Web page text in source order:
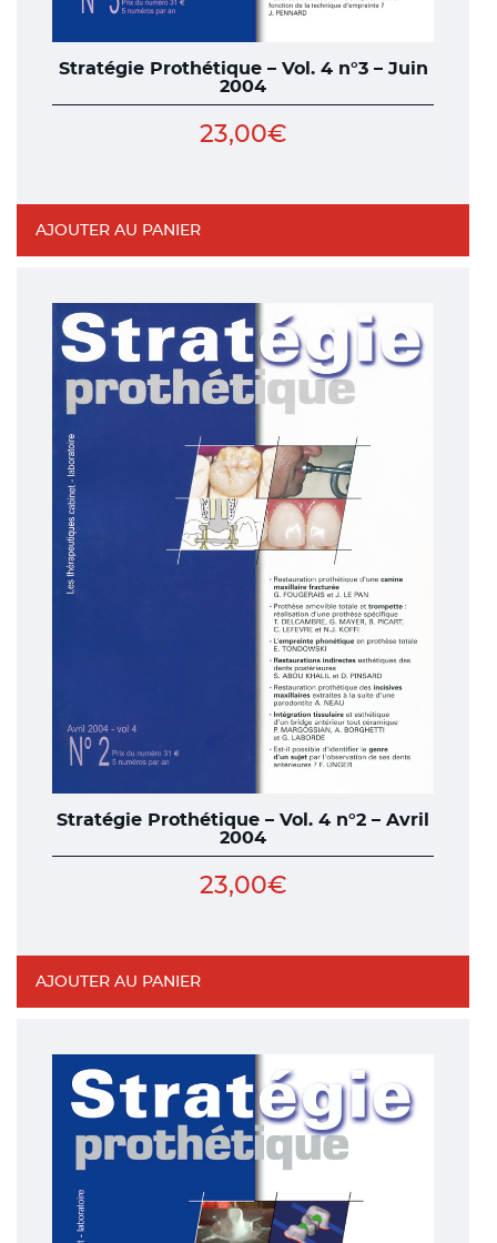
Stratégie Prothétique – Vol. 4 n°3 – Juin
2004
23,00€
AJOUTER AU PANIER
Stratégie Prothétique – Vol. 4 n°2 – Avril
2004
23,00€
AJOUTER AU PANIER